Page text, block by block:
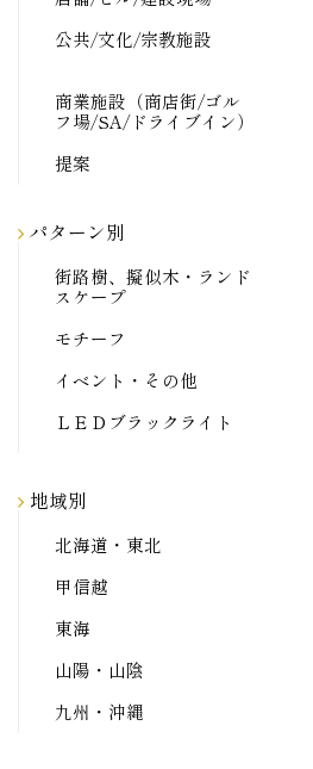
公共/文化/宗教施設
商業施設（商店街/ゴル
フ場/SA/ドライブイン）
提案
パターン別
街路樹、擬似木・ランド
スケープ
モチーフ
イベント・その他
ＬＥＤブラックライト
地域別
北海道・東北
甲信越
東海
山陽・山陰
九州・沖縄